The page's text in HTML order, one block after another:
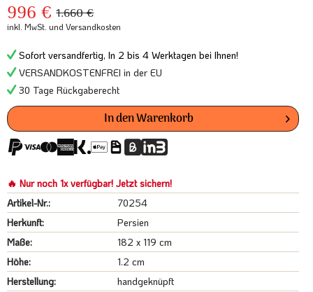
996 € 1.660 €
inkl. MwSt. und Versandkosten
Sofort versandfertig, In 2 bis 4 Werktagen bei Ihnen!
VERSANDKOSTENFREI in der EU
30 Tage Rückgaberecht
In denWarenkorb
🔥 Nur noch 1x verfügbar! Jetzt sichern!
Artikel-Nr.:
70254
Herkunft:
Persien
Maße:
182 x 119 cm
Höhe:
1.2 cm
Herstellung:
handgeknüpft